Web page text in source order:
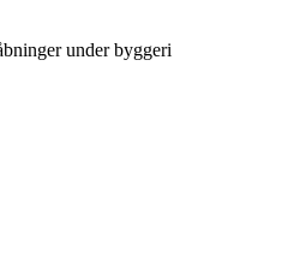
under byggeri